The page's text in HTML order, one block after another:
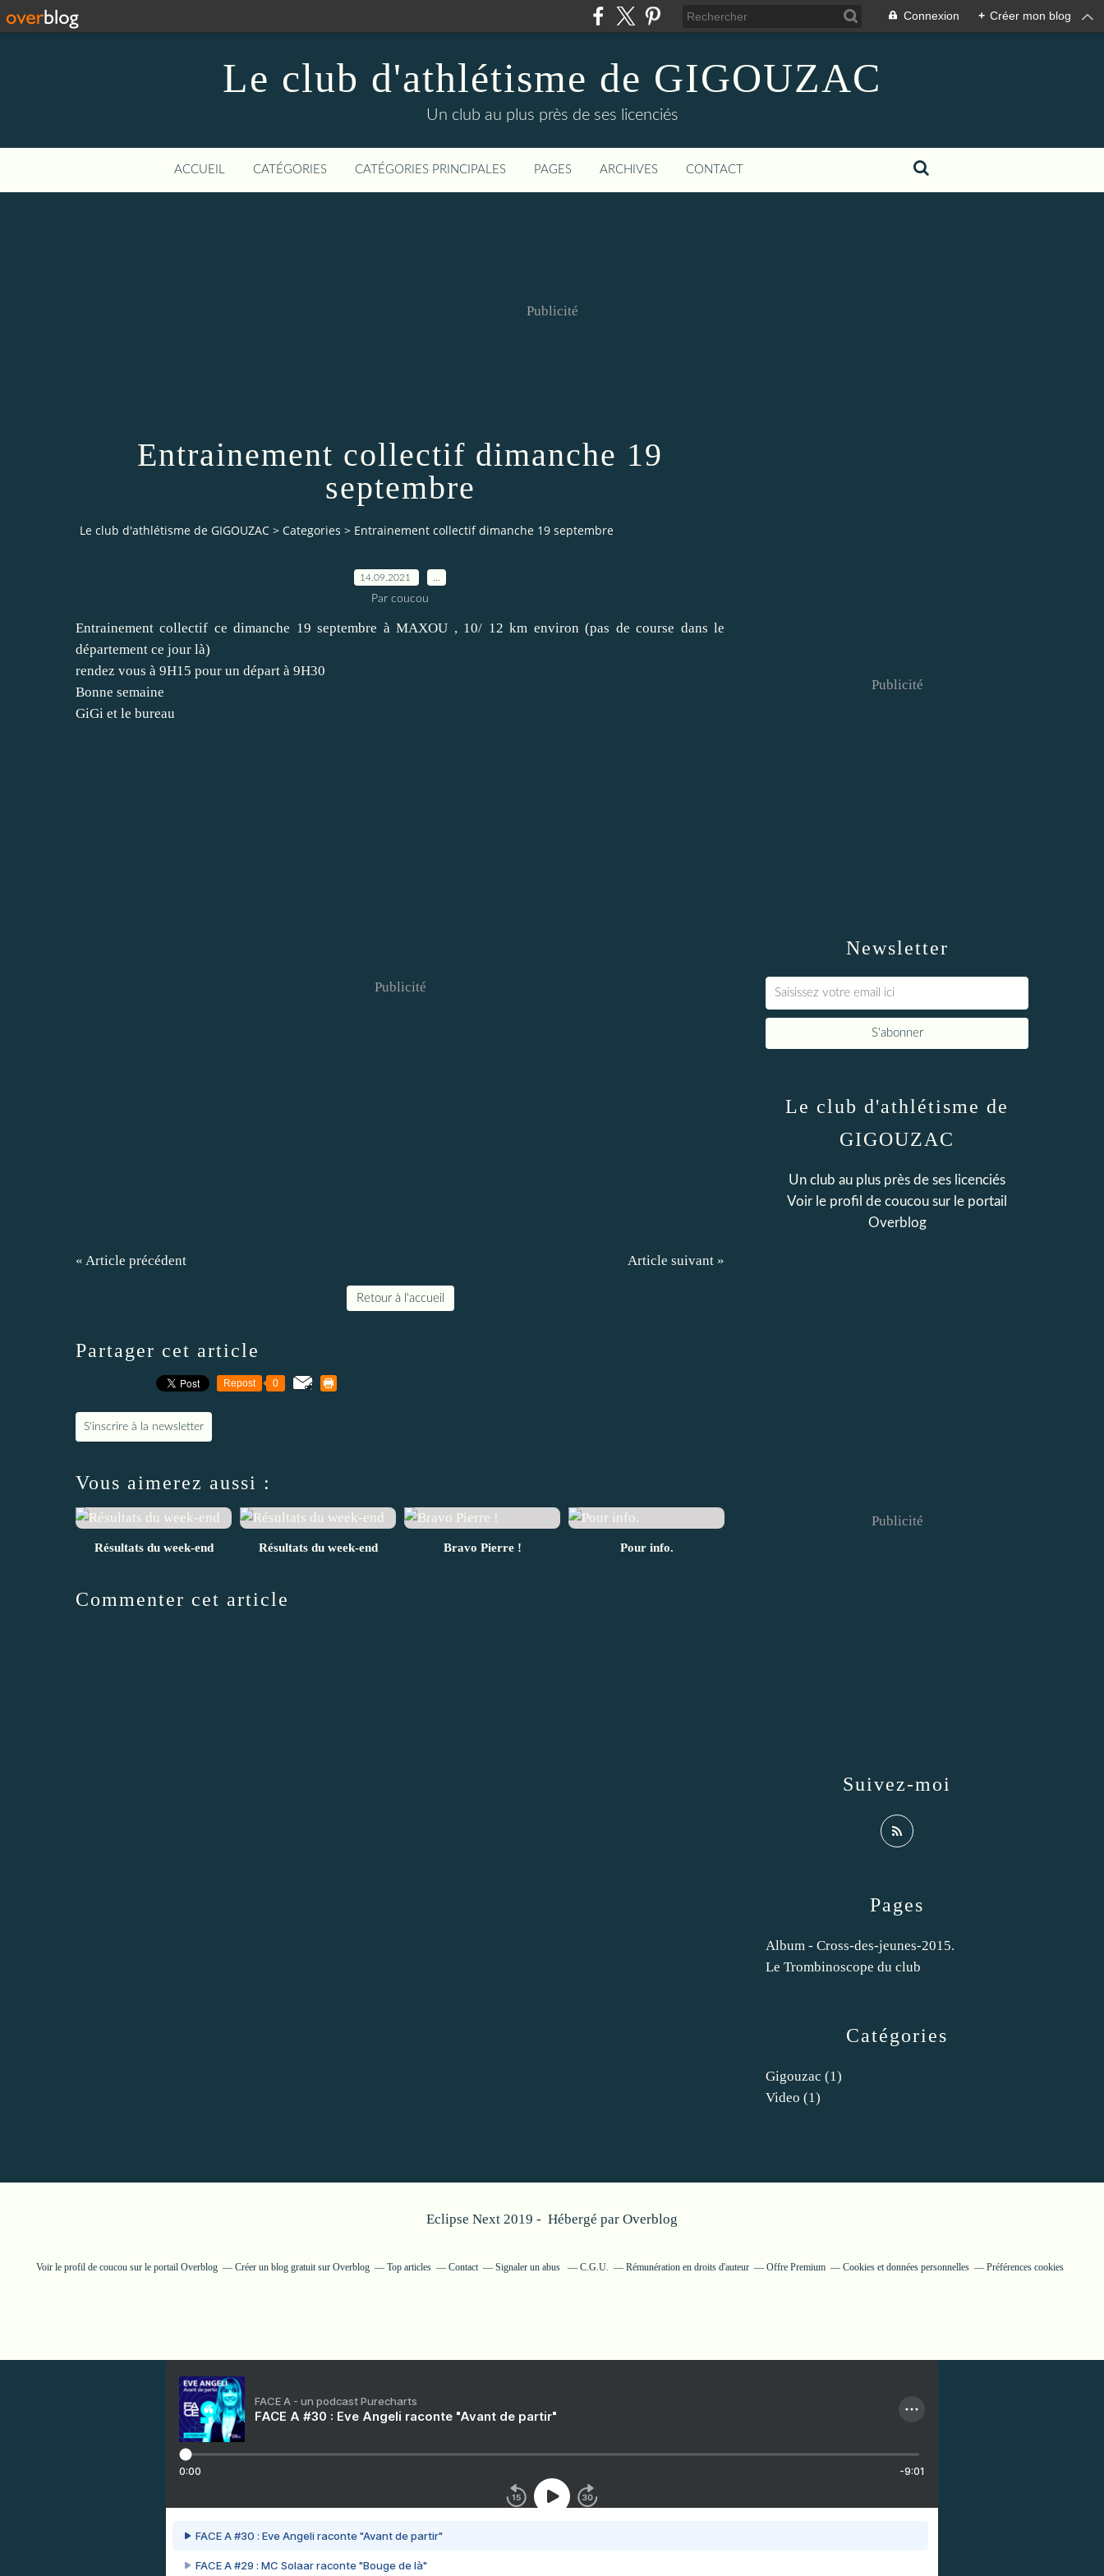
Connexion + Créer mon blog
Le club d'athlétisme de GIGOUZAC
Un club au plus près de ses licenciés
ACCUEIL CATÉGORIES CATÉGORIES PRINCIPALES PAGES ARCHIVES CONTACT
Publicité
Entrainement collectif dimanche 19
septembre
Le club d'athlétisme de GIGOUZAC > Categories > Entrainement collectif dimanche 19 septembre
14.09.2021
Par coucou
Entrainement collectif ce dimanche 19 septembre à MAXOU , 10/ 12 km environ (pas de course dans le
département ce jour là)
rendez vous à 9H15 pour un départ à 9H30
Bonne semaine
GiGi et le bureau
Publicité
« Article précédent Article suivant »
Retour à l'accueil
Partager cet article
Repost 0
S'inscrire à la newsletter
Vous aimerez aussi :
Résultats du week-end Résultats du week-end Bravo Pierre ! Pour info.
Commenter cet article
Newsletter
Publicité
Catégories
Gigouzac (1)
Video (1)
Pages
Album - Cross-des-jeunes-2015.
Le Trombinoscope du club
Le club d'athlétisme de
GIGOUZAC
Un club au plus près de ses licenciés
Voir le profil de coucou sur le portail
Overblog
Suivez-moi
Publicité
Eclipse Next 2019 - Hébergé par Overblog
Voir le profil de coucousur le portail Overblog Créer un blog gratuit sur Overblog Top articles Contact Signaler un abus C.G.U. Rémunération en droits d'auteur Offre Premium Cookies et données personnelles Préférences cookies
FACE A - un podcast Purecharts
FACE A #30 : Eve Angeli raconte "Avant de partir"
0:00 -9:01
FACE A #30 : Eve Angeli raconte "Avant de partir"
FACE A #29 : MC Solaar raconte "Bouge de là"